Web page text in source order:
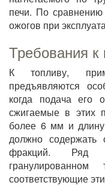
печи. По
ожогов при
Требования к
К топливу,
предъявляются
когда подача его
сжигаемые в этих
более 6 мм и
должно содержать
фракций. Ряд
соответствующие